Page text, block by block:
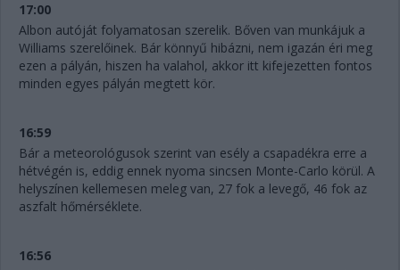
17:00
Albon autóját folyamatosan szerelik. Bőven van munkájuk a
Williams szerelőinek. Bár könnyű hibázni, nem igazán éri meg
ezen a pályán, hiszen ha valahol, akkor itt kifejezetten fontos
minden egyes pályán megtett kör.
16:59
Bár a meteorológusok szerint van esély a csapadékra erre a
hétvégén is, eddig ennek nyoma sincsen Monte-Carlo körül. A
helyszínen kellemesen meleg van, 27 fok a levegő, 46 fok az
aszfalt hőmérséklete.
16:56